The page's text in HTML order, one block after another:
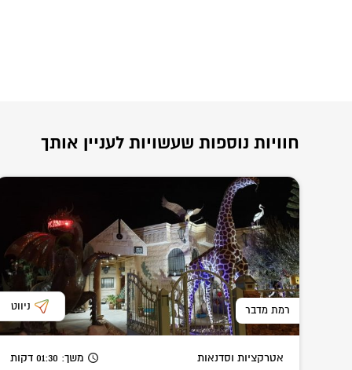
חוויות נוספות שעשויות לעניין אותך
רמת מדבר ניווט
אטרקציות וסדנאות משך: 01:30 דקות